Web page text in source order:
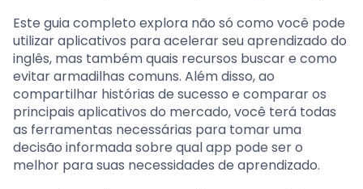
Este guia completo explora não só como você pode
utilizar aplicativos para acelerar seu aprendizado do
inglês, mas também quais recursos buscar e como
evitar armadilhas comuns. Além disso, ao
compartilhar histórias de sucesso e comparar os
principais aplicativos do mercado, você terá todas
as ferramentas necessárias para tomar uma
decisão informada sobre qual app pode ser o
melhor para suas necessidades de aprendizado.